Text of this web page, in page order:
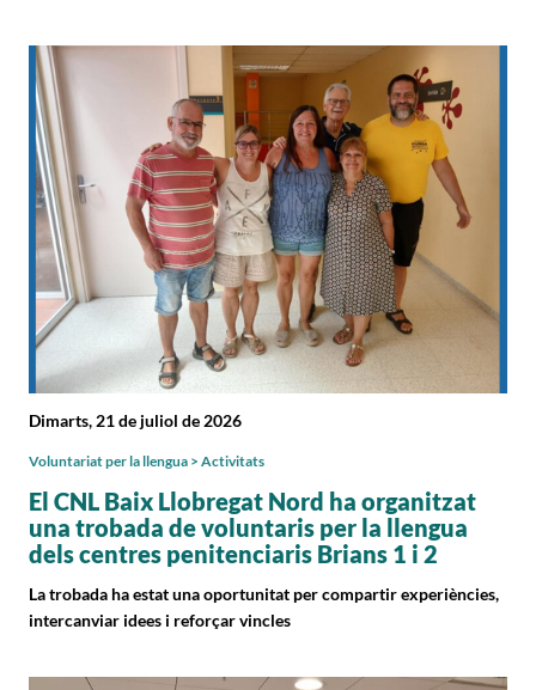
El CNL Baix Llobregat Nord ha organitzat
una trobada de voluntaris per la llengua
dels centres penitenciaris Brians 1 i 2
Dimarts, 21 de juliol de 2026
Voluntariat per la llengua > Activitats
La trobada ha estat una oportunitat per compartir experiències,
intercanviar idees i reforçar vincles